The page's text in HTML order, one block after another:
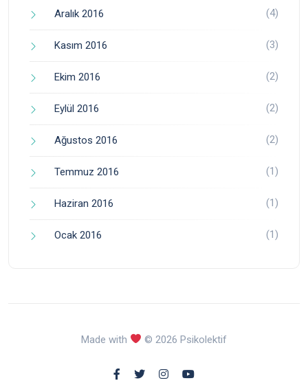
Aralık 2016 (4)
Kasım 2016 (3)
Ekim 2016 (2)
Eylül 2016 (2)
Ağustos 2016 (2)
Temmuz 2016 (1)
Haziran 2016 (1)
Ocak 2016 (1)
Made with © 2026 Psikolektif